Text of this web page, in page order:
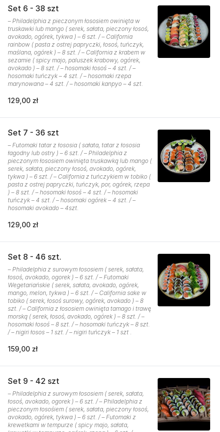
Set 6 - 38 szt
– Philadelphia z pieczonym łososiem owinięta w
truskawki lub mango ( serek, sałata, pieczony łosoś,
avokado, ogórek, tykwa ) – 6 szt. / – California
rainbow ( pasta z ostrej papryczki, łosoś, tuńczyk,
maślana, ogórek ) – 8 szt. / – California z krabem w
sezamie ( spicy majo, paluszek krabowy, ogórek,
avokado ) – 8 szt. / – hosomaki łosoś – 4 szt. / –
hosomaki tuńczyk – 4 szt. / – hosomaki rzepa
marynowana – 4 szt. / – hosomaki kanpyo – 4 szt.
129,00 zł
Set 7 - 36 szt
– Futomaki tatar z łososia ( sałata, tatar z łososia
łagodny lub ostry ) – 6 szt. / – Philadelphia z
pieczonym łososiem owinięta truskawką lub mango (
serek, sałata, pieczony łosoś, avokado, ogórek,
tykwa ) – 6 szt. / – California z tuńczykiem w tobiko (
pasta z ostrej papryczki, tuńczyk, por, ogórek, rzepa
) – 8 szt. / – hosomaki łosoś – 4 szt. / – hosomaki
tuńczyk – 4 szt. / – hosomaki ogórek – 4 szt. / –
hosomaki avokado – 4szt.
129,00 zł
Set 8 - 46 szt.
– Philadelphia z surowym łososiem ( serek, sałata,
łosoś, avokado, ogorek ) – 6 szt. / – Futomaki
Wegetariańskie ( serek, sałata, avokado, ogórek,
mango, melon, tykwa ) – 6 szt. / – California sake w
tobiko ( serek, łosoś surowy, ogórek, avokado ) – 8
szt. / – California z łososiem owinięta tamago i trawę
morską ( serek, łosoś, avokado, ogórek ) – 8 szt. / –
hosomaki łosoś – 8 szt. / – hosomaki tuńczyk – 8 szt.
/ – nigiri łosos – 1 szt. / – nigiri tuńczyk – 1 szt .
159,00 zł
Set 9 - 42 szt
– Philadelphia z surowym łososiem ( serek, sałata,
łosoś, avokado, ogorek ) – 6 szt. / – Philadelphia z
pieczonym łosośiem ( serek, sałata, pieczony łosoś,
avokado, ogórek, tykwa ) – 6 szt. / – Futomaki z
krewetkami w tempurze ( spicy majo, sałata,